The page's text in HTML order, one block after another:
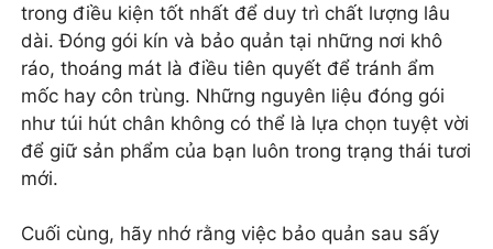
trong điều kiện tốt nhất để duy trì chất lượng lâu
dài. Đóng gói kín và bảo quản tại những nơi khô
ráo, thoáng mát là điều tiên quyết để tránh ẩm
mốc hay côn trùng. Những nguyên liệu đóng gói
như túi hút chân không có thể là lựa chọn tuyệt vời
để giữ sản phẩm của bạn luôn trong trạng thái tươi
mới.
Cuối cùng, hãy nhớ rằng việc bảo quản sau sấy